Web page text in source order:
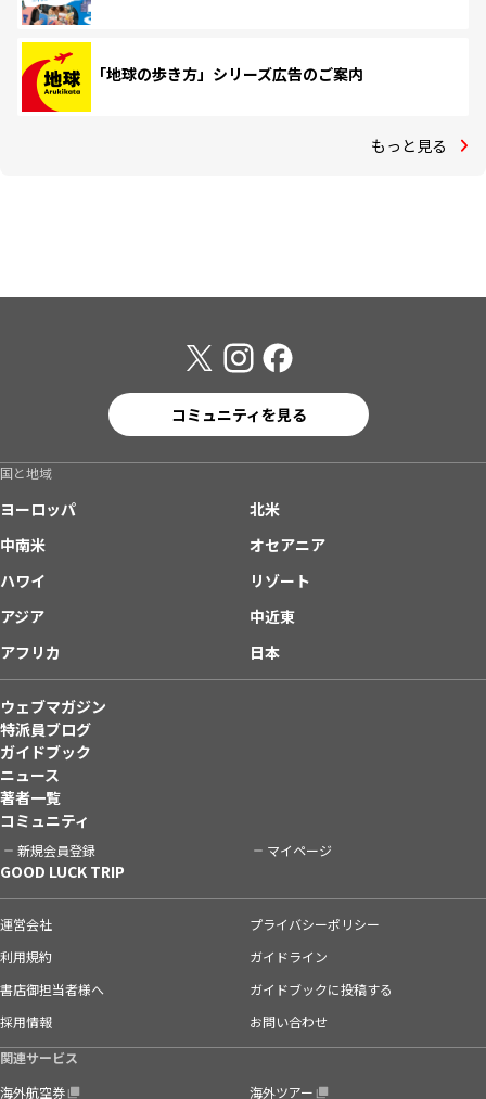
「地球の歩き方」シリーズ広告のご案内
もっと見る
コミュニティを見る
国と地域
ヨーロッパ
北米
中南米
オセアニア
ハワイ
リゾート
アジア
中近東
アフリカ
日本
ウェブマガジン
特派員ブログ
ガイドブック
ニュース
著者一覧
コミュニティ
新規会員登録 マイページ
GOOD LUCK TRIP
運営会社
プライバシーポリシー
利用規約
ガイドライン
書店御担当者様へ
ガイドブックに投稿する
採用情報
お問い合わせ
関連サービス
海外航空券
海外ツアー